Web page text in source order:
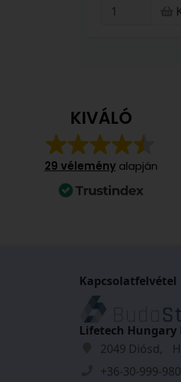
KIVÁLÓ
29 véleményalapján
Kapcsolatfelvétel
Lifetech Hungary
2049 Diósd,
+36-30-999-